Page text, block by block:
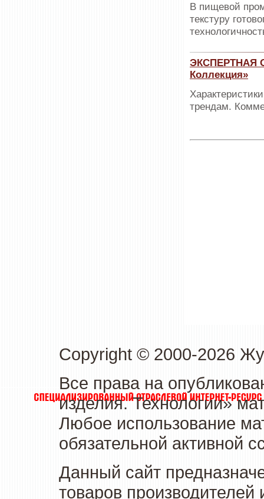
В пищевой
текстуру
ЭКСПЕРТНАЯ
Коллекция»
трендам.
Copyright © 2000-2026
Все права на
изделия. Технологии»
Любое использование
обязательной активной
Данный сайт
товаров